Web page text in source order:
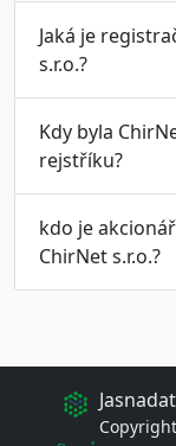
Jaká je
s.r.o.?
Kdy byla
rejstříku?
kdo je
ChirNet s.r.o.?